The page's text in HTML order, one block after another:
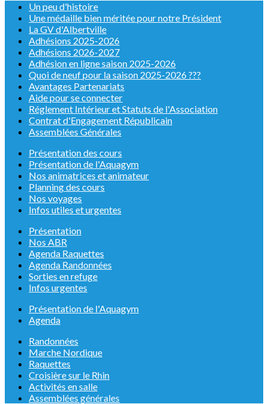
Un peu d'histoire
Une médaille bien méritée pour notre Président
La GV d'Albertville
Adhésions 2025-2026
Adhésions 2026-2027
Adhésion en ligne saison 2025-2026
Quoi de neuf pour la saison 2025-2026 ???
Avantages Partenariats
Aide pour se connecter
Réglement Intérieur et Statuts de l'Association
Contrat d'Engagement Républicain
Assemblées Générales
Présentation des cours
Présentation de l'Aquagym
Nos animatrices et animateur
Planning des cours
Nos voyages
Infos utiles et urgentes
Présentation
Nos ABR
Agenda Raquettes
Agenda Randonnées
Sorties en refuge
Infos urgentes
Présentation de l'Aquagym
Agenda
Randonnées
Marche Nordique
Raquettes
Croisière sur le Rhin
Activités en salle
Assemblées générales